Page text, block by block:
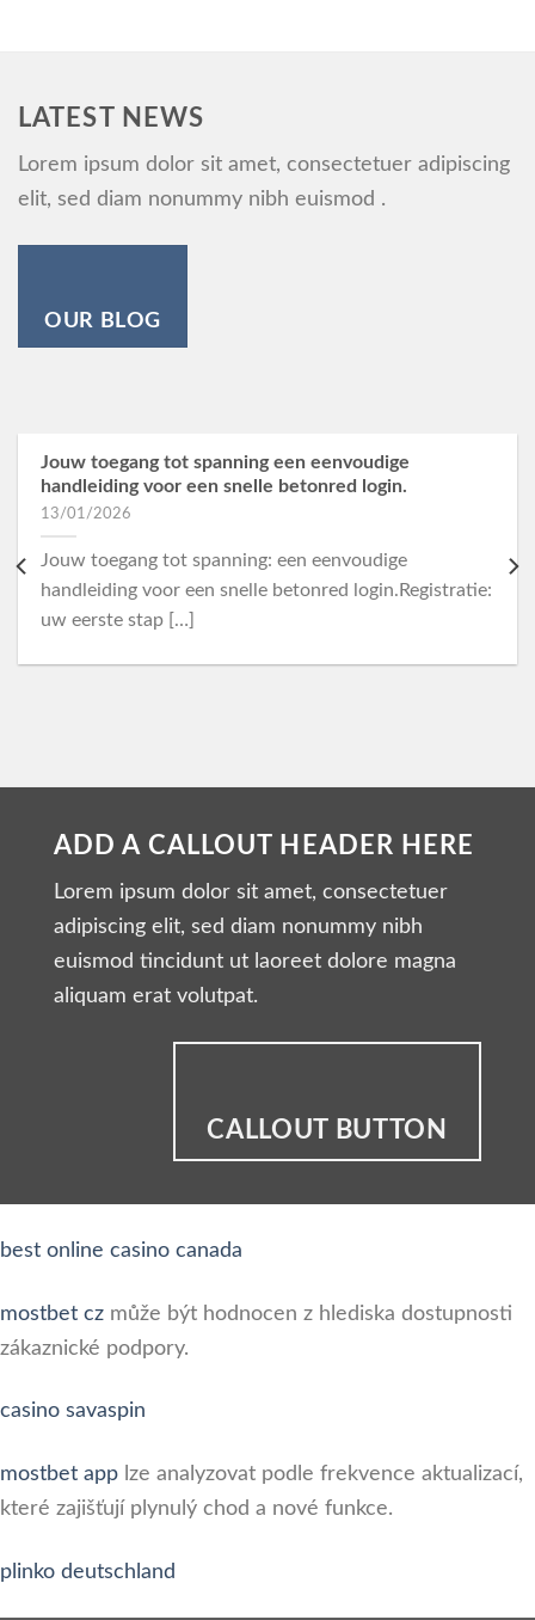
LATEST NEWS
Lorem ipsum dolor sit amet, consectetuer adipiscing
elit, sed diam nonummy nibh euismod .
OUR BLOG
Jouw toegang tot spanning een eenvoudige
handleiding voor een snelle betonred login.
13/01/2026
Jouw toegang tot spanning: een eenvoudige
handleiding voor een snelle betonred login.Registratie:
uw eerste stap […]
ADD A CALLOUT HEADER HERE
Lorem ipsum dolor sit amet, consectetuer
adipiscing elit, sed diam nonummy nibh
euismod tincidunt ut laoreet dolore magna
aliquam erat volutpat.
CALLOUT BUTTON
best online casino canada
mostbet cz může být hodnocen z hlediska dostupnosti
zákaznické podpory.
casino savaspin
mostbet app lze analyzovat podle frekvence aktualizací,
které zajišťují plynulý chod a nové funkce.
plinko deutschland